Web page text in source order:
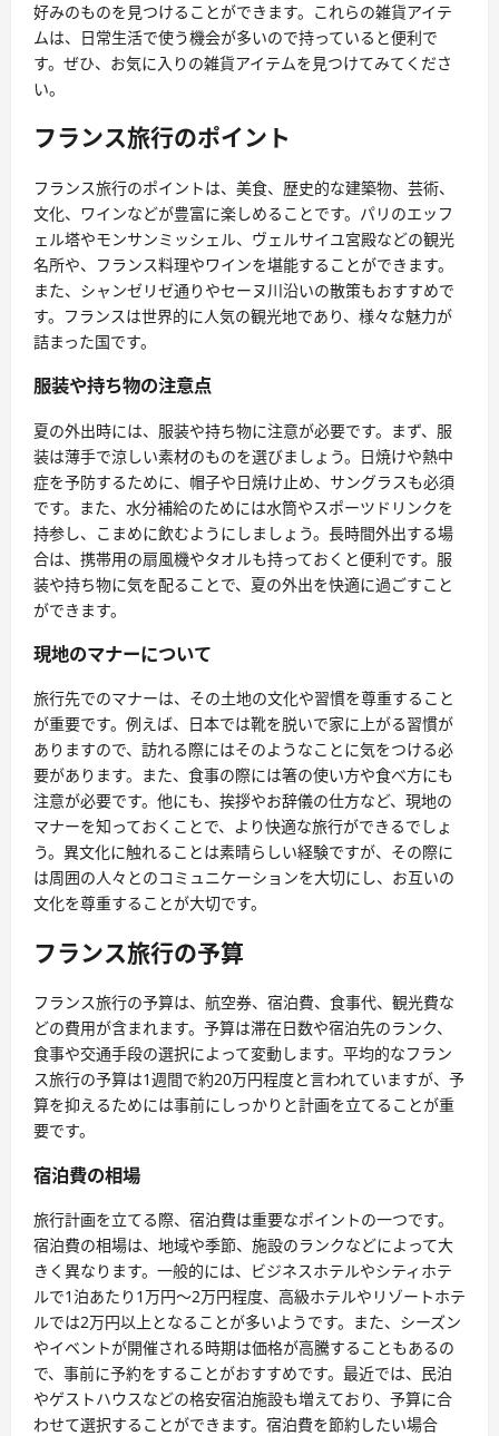
好みのものを見つけることができます。これらの雑貨アイテ
ムは、日常生活で使う機会が多いので持っていると便利で
す。ぜひ、お気に入りの雑貨アイテムを見つけてみてくださ
い。
フランス旅行のポイント
フランス旅行のポイントは、美食、歴史的な建築物、芸術、
文化、ワインなどが豊富に楽しめることです。パリのエッフ
ェル塔やモンサンミッシェル、ヴェルサイユ宮殿などの観光
名所や、フランス料理やワインを堪能することができます。
また、シャンゼリゼ通りやセーヌ川沿いの散策もおすすめで
す。フランスは世界的に人気の観光地であり、様々な魅力が
詰まった国です。
服装や持ち物の注意点
夏の外出時には、服装や持ち物に注意が必要です。まず、服
装は薄手で涼しい素材のものを選びましょう。日焼けや熱中
症を予防するために、帽子や日焼け止め、サングラスも必須
です。また、水分補給のためには水筒やスポーツドリンクを
持参し、こまめに飲むようにしましょう。長時間外出する場
合は、携帯用の扇風機やタオルも持っておくと便利です。服
装や持ち物に気を配ることで、夏の外出を快適に過ごすこと
ができます。
現地のマナーについて
旅行先でのマナーは、その土地の文化や習慣を尊重すること
が重要です。例えば、日本では靴を脱いで家に上がる習慣が
ありますので、訪れる際にはそのようなことに気をつける必
要があります。また、食事の際には箸の使い方や食べ方にも
注意が必要です。他にも、挨拶やお辞儀の仕方など、現地の
マナーを知っておくことで、より快適な旅行ができるでしょ
う。異文化に触れることは素晴らしい経験ですが、その際に
は周囲の人々とのコミュニケーションを大切にし、お互いの
文化を尊重することが大切です。
フランス旅行の予算
フランス旅行の予算は、航空券、宿泊費、食事代、観光費な
どの費用が含まれます。予算は滞在日数や宿泊先のランク、
食事や交通手段の選択によって変動します。平均的なフラン
ス旅行の予算は1週間で約20万円程度と言われていますが、予
算を抑えるためには事前にしっかりと計画を立てることが重
要です。
宿泊費の相場
旅行計画を立てる際、宿泊費は重要なポイントの一つです。
宿泊費の相場は、地域や季節、施設のランクなどによって大
きく異なります。一般的には、ビジネスホテルやシティホテ
ルで1泊あたり1万円〜2万円程度、高級ホテルやリゾートホテ
ルでは2万円以上となることが多いようです。また、シーズン
やイベントが開催される時期は価格が高騰することもあるの
で、事前に予約をすることがおすすめです。最近では、民泊
やゲストハウスなどの格安宿泊施設も増えており、予算に合
わせて選択することができます。宿泊費を節約したい場合